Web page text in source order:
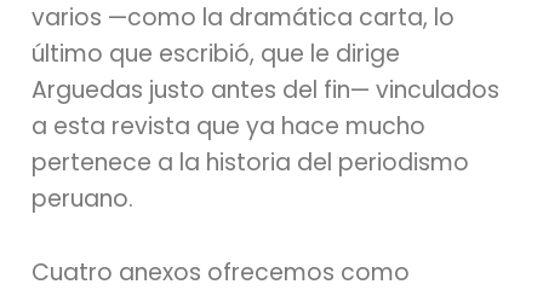
varios —como la dramática carta, lo
último que escribió, que le dirige
Arguedas justo antes del fin— vinculados
a esta revista que ya hace mucho
pertenece a la historia del periodismo
peruano.
Cuatro anexos ofrecemos como